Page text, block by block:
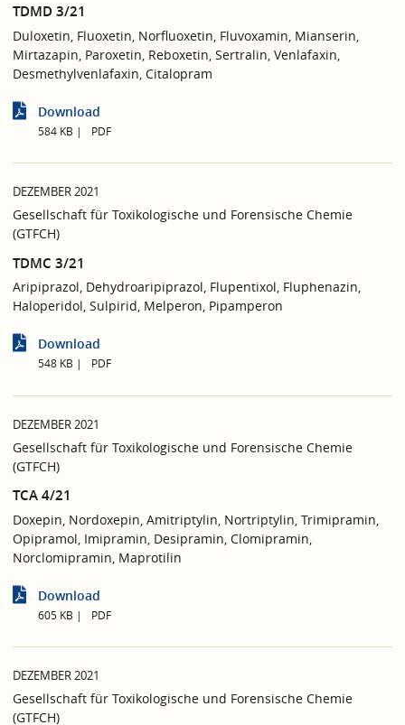
TDMD 3/21
Duloxetin, Fluoxetin, Norfluoxetin, Fluvoxamin, Mianserin,
Mirtazapin, Paroxetin, Reboxetin, Sertralin, Venlafaxin,
Desmethylvenlafaxin, Citalopram
Download
584 KB PDF
DEZEMBER 2021
Gesellschaft für Toxikologische und Forensische Chemie
(GTFCH)
TDMC 3/21
Aripiprazol, Dehydroaripiprazol, Flupentixol, Fluphenazin,
Haloperidol, Sulpirid, Melperon, Pipamperon
Download
548 KB PDF
DEZEMBER 2021
Gesellschaft für Toxikologische und Forensische Chemie
(GTFCH)
TCA 4/21
Doxepin, Nordoxepin, Amitriptylin, Nortriptylin, Trimipramin,
Opipramol, Imipramin, Desipramin, Clomipramin,
Norclomipramin, Maprotilin
Download
605 KB PDF
DEZEMBER 2021
Gesellschaft für Toxikologische und Forensische Chemie
(GTFCH)